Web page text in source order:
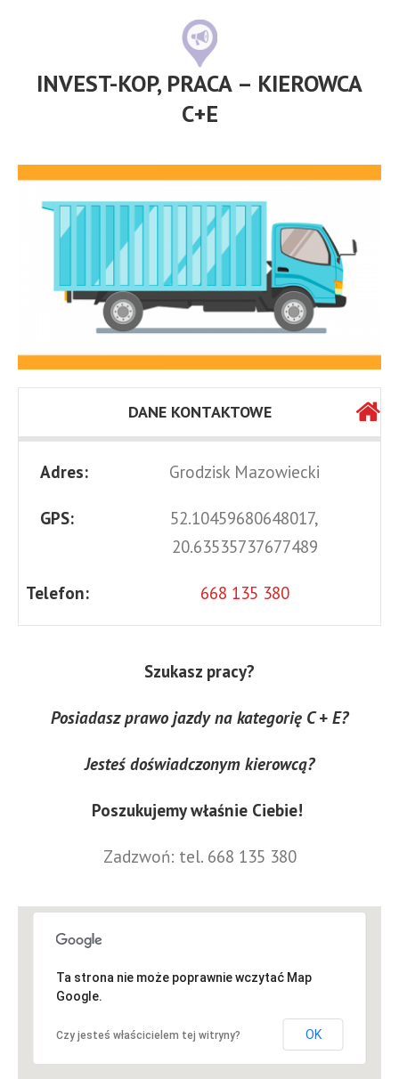
INVEST-KOP, PRACA – KIEROWCA
C+E
DANE KONTAKTOWE
Adres: Grodzisk Mazowiecki
GPS:
52.10459680648017,
20.63535737677489
Telefon: 668 135 380
Szukasz pracy?
Posiadasz prawo jazdy na kategorię C + E?
Jesteś doświadczonym kierowcą?
Poszukujemy właśnie Ciebie!
Zadzwoń: tel. 668 135 380
Ta strona nie może poprawnie wczytać Map
Google.
Czy jesteś właścicielem tej witryny? OK